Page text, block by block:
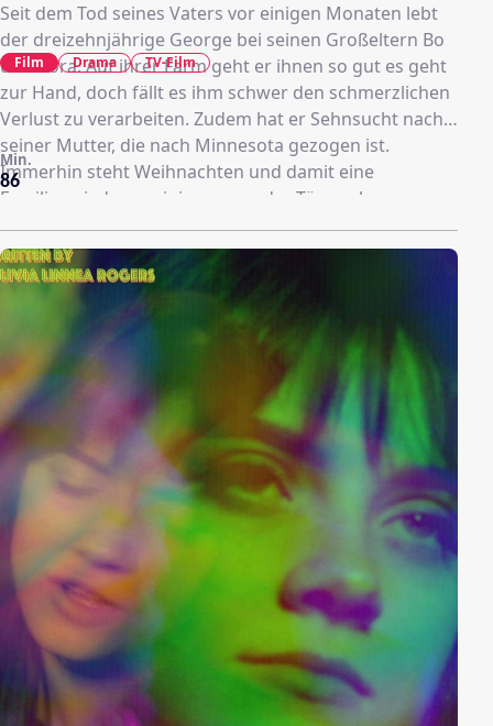
Seit dem Tod seines Vaters vor einigen Monaten lebt
der dreizehnjährige George bei seinen Großeltern Bo
und Cora. Auf ihrer Farm geht er ihnen so gut es geht
zur Hand, doch fällt es ihm schwer den schmerzlichen
Verlust zu verarbeiten. Zudem hat er Sehnsucht nach
seiner Mutter, die nach Minnesota gezogen ist.
Immerhin steht Weihnachten und damit eine
Familienwiedervereinigung vor der Tür, auch wenn
sein Vater diesmal nicht dabei sein kann. Bald freundet
sich der kleine George mit dem Nachbarshund Tucker
an, der ihm Trost spendet und mit dem er viele
Abenteuer erlebt - wie etwa gemeinsames
Traktorfahren. Als jedoch ein gewaltiger Sturm
losbricht, muss der Junge über sich selbst
hinauswachsen und lernt dabei die wahre Bedeutung
von Verantwortung, Freundschaft und Liebe kennen.
86
Min.
Film Drama TV-Film